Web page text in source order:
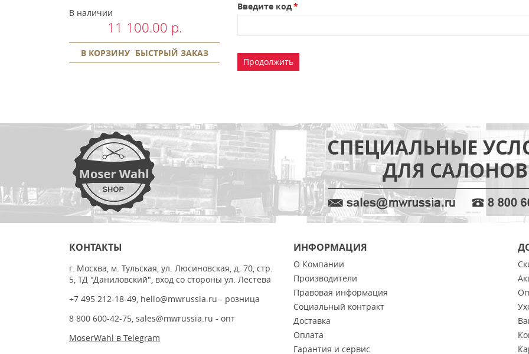
В наличии
11 100.00 р.
В КОРЗИНУ БЫСТРЫЙ ЗАКАЗ
Введите код
Продолжить
КОНТАКТЫ
г. Москва, м. Тульская, ул. Люсиновская, д. 70, стр.
5, ТД "Даниловский", вход со стороны ул. Лестева
+7 495 212-18-49, hello@mwrussia.ru - розница
8 800 600-42-75, sales@mwrussia.ru - опт
MoserWahl в Telegram
ИНФОРМАЦИЯ
О Компании
Производители
Правовая информация
Социальный контракт
Доставка
Оплата
Гарантия и сервис